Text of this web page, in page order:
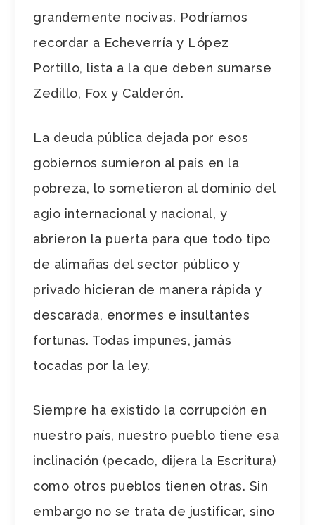
grandemente nocivas. Podríamos
recordar a Echeverría y López
Portillo, lista a la que deben sumarse
Zedillo, Fox y Calderón.
La deuda pública dejada por esos
gobiernos sumieron al país en la
pobreza, lo sometieron al dominio del
agio internacional y nacional, y
abrieron la puerta para que todo tipo
de alimañas del sector público y
privado hicieran de manera rápida y
descarada, enormes e insultantes
fortunas. Todas impunes, jamás
tocadas por la ley.
Siempre ha existido la corrupción en
nuestro país, nuestro pueblo tiene esa
inclinación (pecado, dijera la Escritura)
como otros pueblos tienen otras. Sin
embargo no se trata de justificar, sino